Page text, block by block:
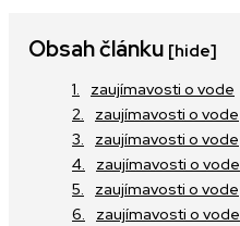
Obsah článku [hide]
zaujímavosti o vode
zaujímavosti o vode
zaujímavosti o vode
zaujímavosti o vode
zaujímavosti o vode
zaujímavosti o vode